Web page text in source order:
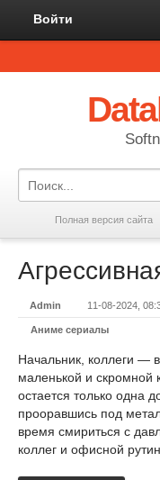
Войти
Полная версия сайта
Admin 11-08-2024,
Аниме сериалы
Начальник, коллеги —
маленькой и скромной
остается только одна
прооравшись под
время смириться с
коллег и офисной